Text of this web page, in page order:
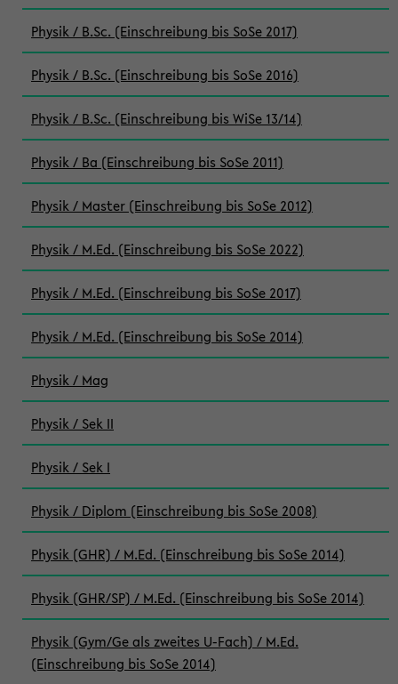
Physik / B.Sc. (Einschreibung bis SoSe 2017)
Physik / B.Sc. (Einschreibung bis SoSe 2016)
Physik / B.Sc. (Einschreibung bis WiSe 13/14)
Physik / Ba (Einschreibung bis SoSe 2011)
Physik / Master (Einschreibung bis SoSe 2012)
Physik / M.Ed. (Einschreibung bis SoSe 2022)
Physik / M.Ed. (Einschreibung bis SoSe 2017)
Physik / M.Ed. (Einschreibung bis SoSe 2014)
Physik / Mag
Physik / Sek II
Physik / Sek I
Physik / Diplom (Einschreibung bis SoSe 2008)
Physik (GHR) / M.Ed. (Einschreibung bis SoSe 2014)
Physik (GHR/SP) / M.Ed. (Einschreibung bis SoSe 2014)
Physik (Gym/Ge als zweites U-Fach) / M.Ed.
(Einschreibung bis SoSe 2014)